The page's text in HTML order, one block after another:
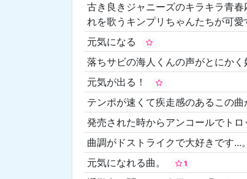
古き良きジャニーズのキラキラ青
れを歌うキンプリちゃんたちが可愛
元気になる
落ちサビの海人くんの声がとにかく
元気が出る！
テンポが速くて疾走感のあるこの
発売された時からアンコールでト
曲調がドストライクで大好きです...
元気になれる曲。 1